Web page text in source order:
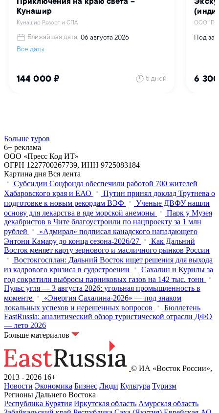
Больше туров
6+ реклама
ООО «Пресс Код ИТ»
ОГРН 1227700267739, ИНН 9725083184
Картина дня Вся лента
Субсидии Соцфонда обеспечили работой 700 жителей
Хабаровского края и ЕАО
Путин принял доклад Трутнева о
подготовке к новым рекордам ВЭФ
Ученые ДВФУ нашли
основу для лекарства в яде морской анемоны
Парк у Музея
декабристов в Чите благоустроили по нацпроекту за 1 млн
рублей
«Адмирал» подписал канадского нападающего
Энтони Камару до конца сезона-2026/27
Как Дальний
Восток меняет карту зернового и масличного рынков России
Востокгосплан: Дальний Восток ищет решения для выхода
из кадрового кризиса в судостроении
Сахалин и Курилы за
год сократили выбросы парниковых газов на 142 тыс. тонн
Пульс угля — 3 августа 2026: угольная промышленность в
моменте
«Энергия Сахалина-2026» — под знаком
локальных успехов и нерешенных вопросов
Бюллетень
EastRussia: аналитический обзор туристической отрасли ДФО
— лето 2026
Больше материалов
© ИА «Восток России»,
2013 - 2026 16+
Новости Экономика Бизнес Люди Культура Туризм
Регионы Дальнего Востока
Республика Бурятия Иркутская область Амурская область